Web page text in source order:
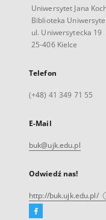
Uniwersytet Jana
Biblioteka
ul. Uniwersytecka 19
25-406 Kielce
Telefon
(+48) 41 349 71 55
E-Mail
buk@ujk.edu.pl
Odwiedź nas!
http://buk.ujk.edu.pl/
Facebook